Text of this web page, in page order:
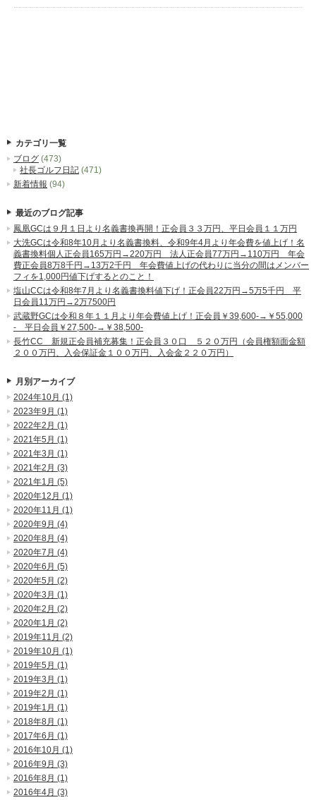
カテゴリ一覧
ブログ (473)
社長ゴルフ日記 (471)
新着情報 (94)
最近のブログ記事
鳳凰GCは９月１日より名義書換再開！正会員３３万円、平日会員１１万円
大洗GCは令和8年10月より名義書換料、令和9年4月より年会費を値上げ！名
義書換料個人正会員165万円→220万円 法人正会員77万円→110万円 年会
費正会員8万8千円→13万2千円 年会費値上げの代わりに当分の間はメンバー
フィを1,000円値下げするとのこと！
塩山CCは令和8年7月より名義書換料値下げ！正会員22万円→5万5千円 平
日会員11万円→2万7500円
武蔵野GCは令和８年１１月より年会費値上げ！正会員￥39,600-→￥55,000
- 平日会員￥27,500-→￥38,500-
長竹CC 新規正会員補充募集！正会員３０口 ５２０万円（会員権額面金額
２００万円、入会保証金１００万円、入会金２２０万円）
月別アーカイブ
2024年10月 (1)
2023年9月 (1)
2022年2月 (1)
2021年5月 (1)
2021年3月 (1)
2021年2月 (3)
2021年1月 (5)
2020年12月 (1)
2020年11月 (1)
2020年9月 (4)
2020年8月 (4)
2020年7月 (4)
2020年6月 (5)
2020年5月 (2)
2020年3月 (1)
2020年2月 (2)
2020年1月 (2)
2019年11月 (2)
2019年10月 (1)
2019年5月 (1)
2019年3月 (1)
2019年2月 (1)
2019年1月 (1)
2018年8月 (1)
2017年6月 (1)
2016年10月 (1)
2016年9月 (3)
2016年8月 (1)
2016年4月 (3)